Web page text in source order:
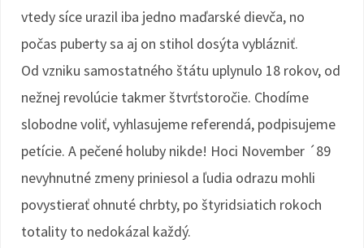
vtedy síce urazil iba jedno maďarské dievča, no
počas puberty sa aj on stihol dosýta vyblázniť.
Od vzniku samostatného štátu uplynulo 18 rokov, od
nežnej revolúcie takmer štvrťstoročie. Chodíme
slobodne voliť, vyhlasujeme referendá, podpisujeme
petície. A pečené holuby nikde! Hoci November ´89
nevyhnutné zmeny priniesol a ľudia odrazu mohli
povystierať ohnuté chrbty, po štyridsiatich rokoch
totality to nedokázal každý.